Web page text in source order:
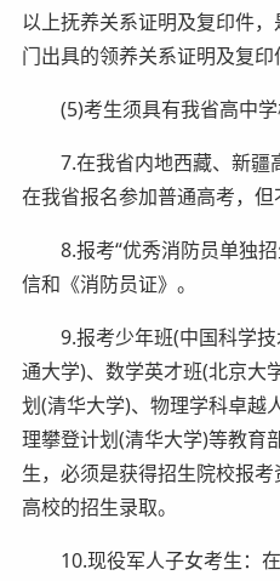
以上抚养关系证明及复印件
门出具的领养关系证明及复印
(5)考生须具有我省高中学
7.在我省内地西藏、新疆
在我省报名参加普通高考，但
8.报考“优秀消防员单独招
信和《消防员证》。
9.报考少年班(中国科学技
通大学)、数学英才班(北京大
划(清华大学)、物理学科卓越
理攀登计划(清华大学)等教育
生，必须是获得招生院校报
高校的招生录取。
10.现役军人子女考生：在